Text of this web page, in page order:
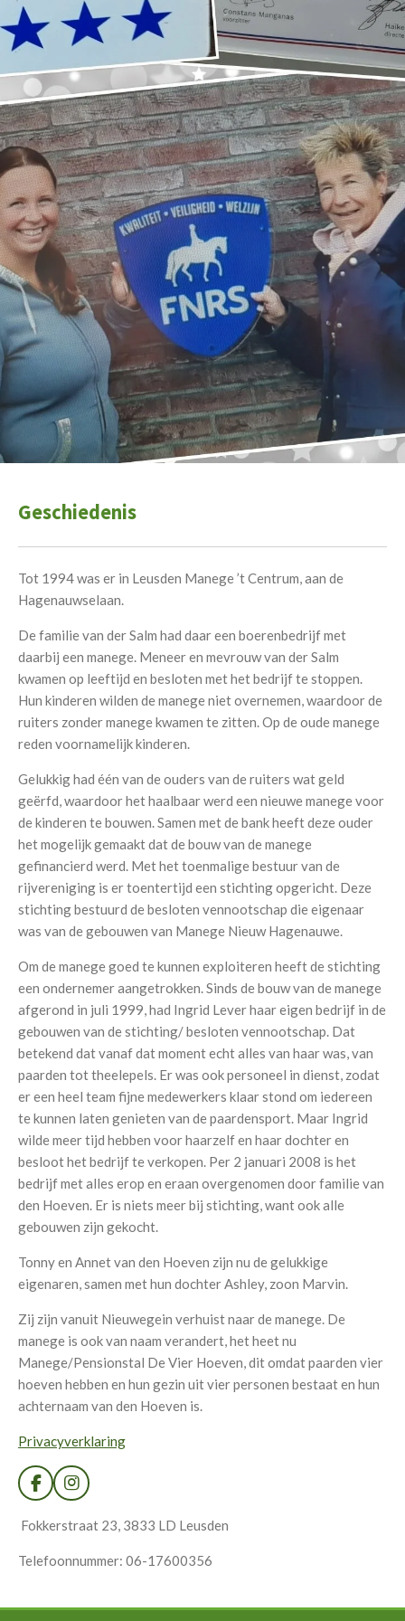
Geschiedenis
Tot 1994 was er in Leusden Manege ’t Centrum, aan de
Hagenauwselaan.
De familie van der Salm had daar een boerenbedrijf met
daarbij een manege. Meneer en mevrouw van der Salm
kwamen op leeftijd en besloten met het bedrijf te stoppen.
Hun kinderen wilden de manege niet overnemen, waardoor de
ruiters zonder manege kwamen te zitten. Op de oude manege
reden voornamelijk kinderen.
Gelukkig had één van de ouders van de ruiters wat geld
geërfd, waardoor het haalbaar werd een nieuwe manege voor
de kinderen te bouwen. Samen met de bank heeft deze ouder
het mogelijk gemaakt dat de bouw van de manege
gefinancierd werd. Met het toenmalige bestuur van de
rijvereniging is er toentertijd een stichting opgericht. Deze
stichting bestuurd de besloten vennootschap die eigenaar
was van de gebouwen van Manege Nieuw Hagenauwe.
Om de manege goed te kunnen exploiteren heeft de stichting
een ondernemer aangetrokken. Sinds de bouw van de manege
afgerond in juli 1999, had Ingrid Lever haar eigen bedrijf in de
gebouwen van de stichting/ besloten vennootschap. Dat
betekend dat vanaf dat moment echt alles van haar was, van
paarden tot theelepels. Er was ook personeel in dienst, zodat
er een heel team fijne medewerkers klaar stond om iedereen
te kunnen laten genieten van de paardensport. Maar Ingrid
wilde meer tijd hebben voor haarzelf en haar dochter en
besloot het bedrijf te verkopen. Per 2 januari 2008 is het
bedrijf met alles erop en eraan overgenomen door familie van
den Hoeven. Er is niets meer bij stichting, want ook alle
gebouwen zijn gekocht.
Tonny en Annet van den Hoeven zijn nu de gelukkige
eigenaren, samen met hun dochter Ashley, zoon Marvin.
Zij zijn vanuit Nieuwegein verhuist naar de manege. De
manege is ook van naam verandert, het heet nu
Manege/Pensionstal De Vier Hoeven, dit omdat paarden vier
hoeven hebben en hun gezin uit vier personen bestaat en hun
achternaam van den Hoeven is.
Privacyverklaring
F
a
c
b
o
k
I
n
s
a
g
a
Fokkerstraat 23, 3833 LD Leusden
Telefoonnummer: 06-17600356